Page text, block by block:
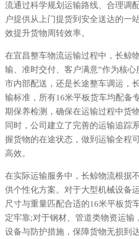
流通过科学规划运输路线、合理调
户提供从上门提货到安全送达的一
效提升货物周转效率。
在宜昌整车物流运输过程中，长鲸
输、准时交付、客户满意”作为核
市内部配送，还是长途整车调运，
输标准，所有16米平板货车均配备
期保养检测，确保在运输过程中货
同时，公司建立了完善的运输追踪
握货物的在途状态，做到运输全程
高效。
在实际运输服务中，长鲸物流根据
供个性化方案。对于大型机械设备
尺寸与重量匹配合适的16米平板货
定牢靠;对于钢材、管道类物资运输
设备与防护措施，保障货物无损到